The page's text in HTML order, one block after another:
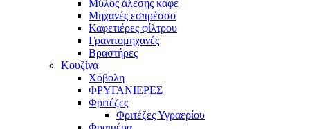
Μύλος άλεσης καφέ
Μηχανές εσπρέσσο
Καφετιέρες φίλτρου
Γρανιτομηχανές
Βραστήρες
Κουζίνα
Χόβολη
ΦΡΥΓΑΝΙΕΡΕΣ
Φριτέζες
Φριτέζες Υγραερίου